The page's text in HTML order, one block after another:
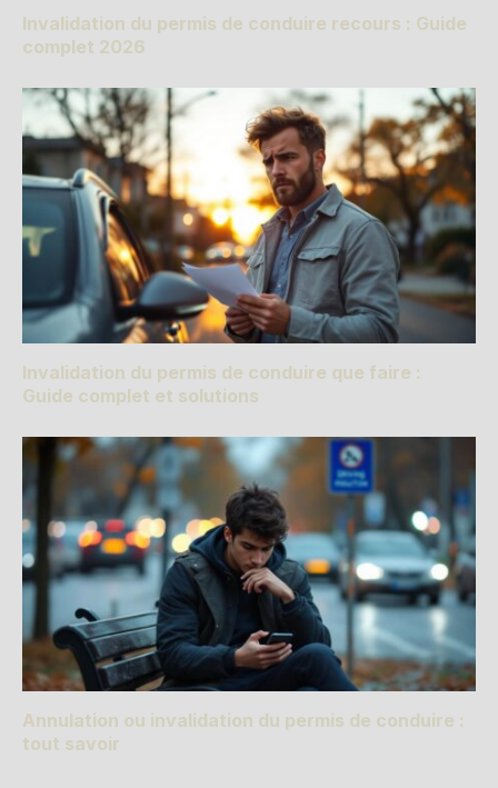
Invalidation du permis de conduire recours : Guide
complet 2026
Invalidation du permis de conduire que faire :
Guide complet et solutions
Annulation ou invalidation du permis de conduire :
tout savoir